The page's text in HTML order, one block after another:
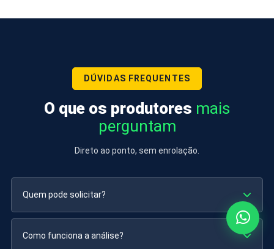
DÚVIDAS FREQUENTES
O que os produtores mais
perguntam
Direto ao ponto, sem enrolação.
Quem pode solicitar?
Como funciona a análise?